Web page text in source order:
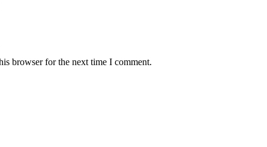
browser for the next time I comment.